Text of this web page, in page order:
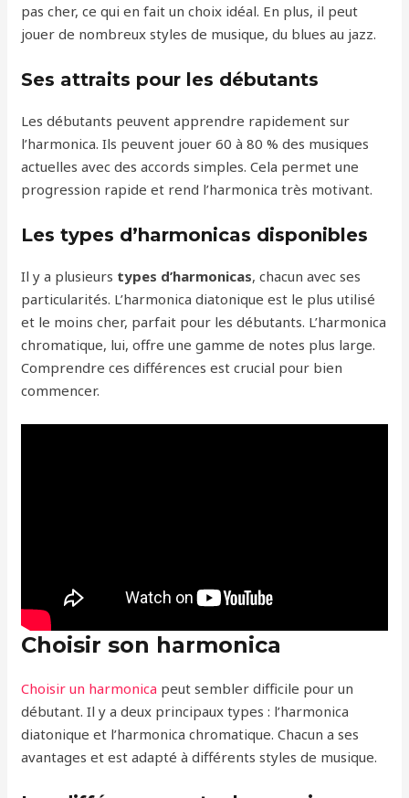
pas cher, ce qui en fait un choix idéal. En plus, il peut
jouer de nombreux styles de musique, du blues au jazz.
Ses attraits pour les débutants
Les débutants peuvent apprendre rapidement sur
l’harmonica. Ils peuvent jouer 60 à 80 % des musiques
actuelles avec des accords simples. Cela permet une
progression rapide et rend l’harmonica très motivant.
Les types d’harmonicas disponibles
Il y a plusieurs types d’harmonicas, chacun avec ses
particularités. L’harmonica diatonique est le plus utilisé
et le moins cher, parfait pour les débutants. L’harmonica
chromatique, lui, offre une gamme de notes plus large.
Comprendre ces différences est crucial pour bien
commencer.
Choisir son harmonica
Choisir un harmonica peut sembler difficile pour un
débutant. Il y a deux principaux types : l’harmonica
diatonique et l’harmonica chromatique. Chacun a ses
avantages et est adapté à différents styles de musique.